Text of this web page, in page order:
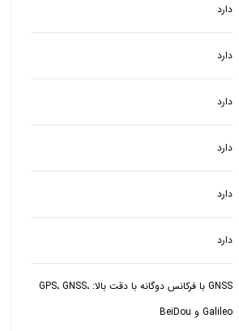
دارد
دارد
دارد
دارد
دارد
دارد
GNSS با فرکانس دوگانه با دقت بالا: GPS، GNSS،
Galileo و BeiDou